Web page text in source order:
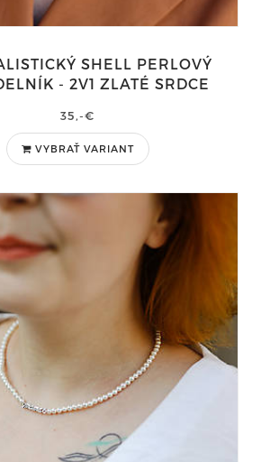
SHELL PERLOVÝ
- 2V1 ZLATÉ SRDCE
35,-€
VYBRAŤ VARIANT